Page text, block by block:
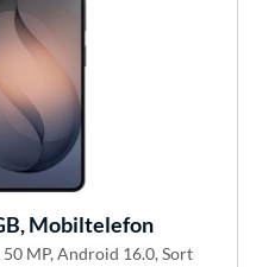
Mobiltelefon
50 MP, Android 16.0, Sort